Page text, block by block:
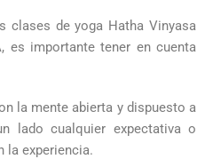
clases de yoga Hatha Vinyasa
es importante tener en cuenta
la mente abierta y dispuesto a
lado cualquier expectativa o
la experiencia.